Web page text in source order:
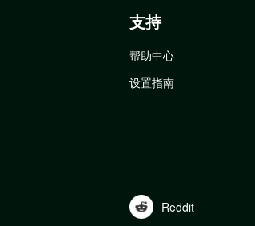
支持
帮助中心
设置指南
Reddit